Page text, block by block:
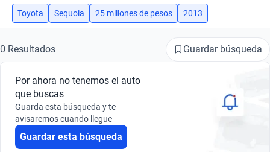
Busca por modelo
Busca por año
Busca por marca
Busca por modelo
Toyota Sequoia 25 millones de pesos 2013
0 Resultados Guardar búsqueda
Por ahora no tenemos el auto
que buscas
Guarda esta búsqueda y te
avisaremos cuando llegue
Guardar esta búsqueda